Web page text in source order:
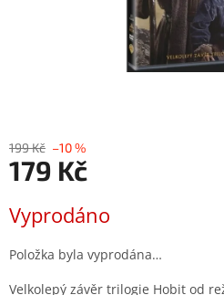
199 Kč –10 %
179 Kč
cena:
Vyprodáno
Položka byla vyprodána…
Velkolepý závěr trilogie Hobit od